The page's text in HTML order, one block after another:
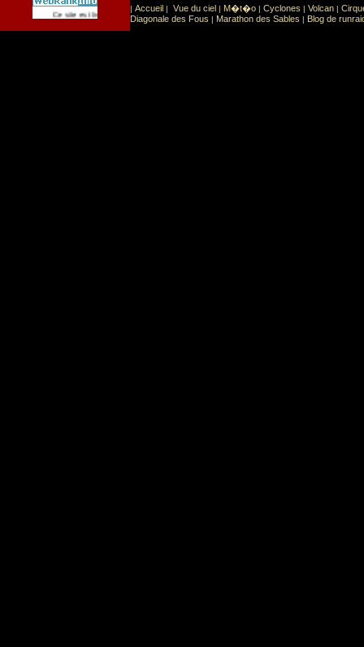
Ce site est list� dans la cat�gorie Sport: Sports extr�mes
| Accueil | Vue du ciel | M�t�o | Cyclones | Volcan |
Diagonale des Fous | Marathon des Sables | Blog de